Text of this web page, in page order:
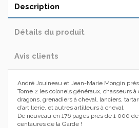
Description
Détails du produit
Avis clients
André Jouineau et Jean-Marie Mongin
Tome 2 les colonels généraux, chasseurs à
dragons, grenadiers à cheval, lanciers,
d’artillerie, et autres artilleurs à cheval.
De nouveau en 176 pages près de 1 000
centaures de la Garde !